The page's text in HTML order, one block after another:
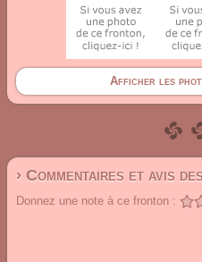
Afficher les
› Commentaires et avis
Donnez une note à ce fronton :